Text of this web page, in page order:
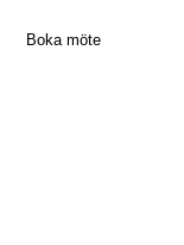
Boka möte